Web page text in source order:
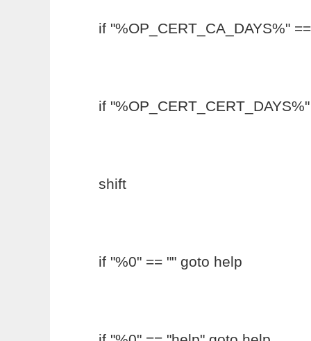
if "%OP_CERT_CA_DAYS%"
if
shift
if "%0" == "" goto help